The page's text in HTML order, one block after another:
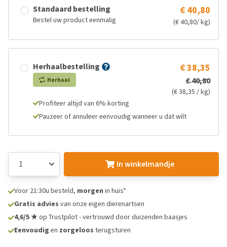
Standaard bestelling
Bestel uw product eenmalig
€ 40,80
(€ 40,80/ kg)
Herhaalbestelling
Herhaal
€ 38,35
€ 40,80
(€ 38,35 / kg)
Profiteer altijd van 6% korting
Pauzeer of annuleer eenvoudig wanneer u dat wilt
In winkelmandje
Voor 21:30u besteld, morgen in huis*
Gratis advies van onze eigen dierenartsen
4,6/5 ★op Trustpilot - vertrouwd door duizenden baasjes
Eenvoudig en zorgeloos terugsturen